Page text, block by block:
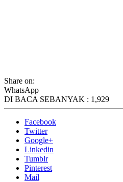
Share on:
WhatsApp
DI BACA SEBANYAK : 1,929
Facebook
Twitter
Google+
Linkedin
Tumblr
Pinterest
Mail